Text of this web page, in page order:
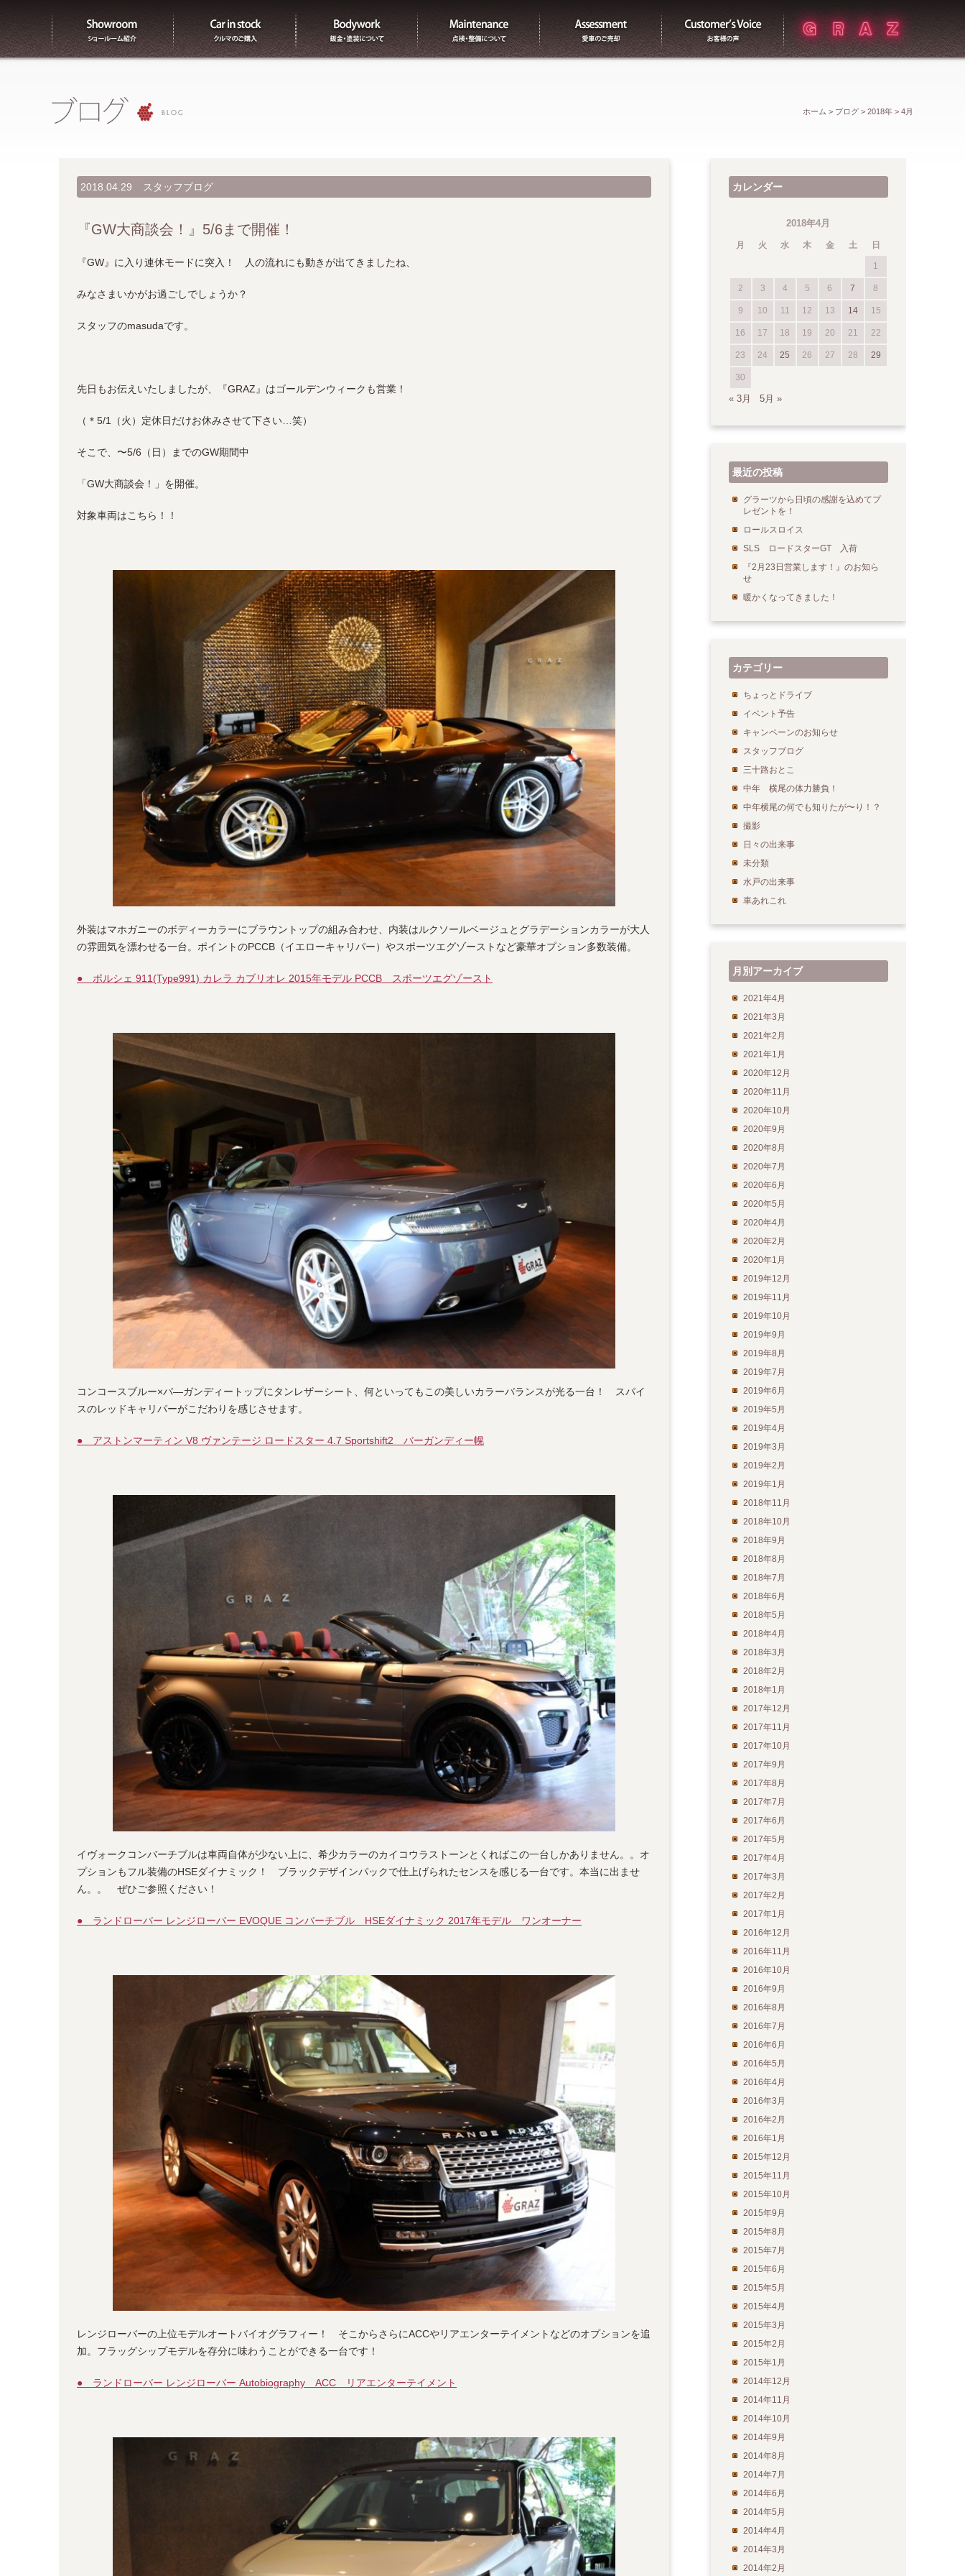
ショールーム紹介 販売 板金 整備 買取 お客様の声
ホーム > ブログ > 2018年 > 4月
2018.04.29 スタッフブログ
『GW大商談会！』5/6まで開催！
『GW』に入り連休モードに突入！ 人の流れにも動きが出てきましたね、
みなさまいかがお過ごしでしょうか？
スタッフのmasudaです。
先日もお伝えいたしましたが、『GRAZ』はゴールデンウィークも営業！
（＊5/1（火）定休日だけお休みさせて下さい…笑）
そこで、〜5/6（日）までのGW期間中
「GW大商談会！」を開催。
対象車両はこちら！！
外装はマホガニーのボディーカラーにブラウントップの組み合わせ、内装はルクソールベージュとグラデーションカラーが大人
の雰囲気を漂わせる一台。ポイントのPCCB（イエローキャリパー）やスポーツエグゾーストなど豪華オプション多数装備。
● ポルシェ 911(Type991) カレラ カブリオレ 2015年モデル PCCB スポーツエグゾースト
コンコースブルー×バ―ガンディートップにタンレザーシート、何といってもこの美しいカラーバランスが光る一台！ スパイ
スのレッドキャリパーがこだわりを感じさせます。
● アストンマーティン V8 ヴァンテージ ロードスター 4.7 Sportshift2 バーガンディー幌
イヴォークコンバーチブルは車両自体が少ない上に、希少カラーのカイコウラストーンとくればこの一台しかありません。。オ
プションもフル装備のHSEダイナミック！ ブラックデザインパックで仕上げられたセンスを感じる一台です。本当に出ませ
ん。。 ぜひご参照ください！
● ランドローバー レンジローバー EVOQUE コンバーチブル HSEダイナミック 2017年モデル ワンオーナー
レンジローバーの上位モデルオートバイオグラフィー！ そこからさらにACCやリアエンターテイメントなどのオプションを追
加。フラッグシップモデルを存分に味わうことができる一台です！
● ランドローバー レンジローバー Autobiography ACC リアエンターテイメント
カレンダー
2018年4月
月 火 水 木 金 土 日
1
2 3 4 5 6 7 8
9 10 11 12 13 14 15
16 17 18 19 20 21 22
23 24 25 26 27 28 29
30
« 3月 5月 »
最近の投稿
グラーツから日頃の感謝を込めてプ
レゼントを！
ロールスロイス
SLS ロードスターGT 入荷
『2月23日営業します！』のお知ら
せ
暖かくなってきました！
カテゴリー
ちょっとドライブ
イベント予告
キャンペーンのお知らせ
スタッフブログ
三十路おとこ
中年 横尾の体力勝負！
中年横尾の何でも知りたが〜り！？
撮影
日々の出来事
未分類
水戸の出来事
車あれこれ
月別アーカイブ
2021年4月
2021年3月
2021年2月
2021年1月
2020年12月
2020年11月
2020年10月
2020年9月
2020年8月
2020年7月
2020年6月
2020年5月
2020年4月
2020年2月
2020年1月
2019年12月
2019年11月
2019年10月
2019年9月
2019年8月
2019年7月
2019年6月
2019年5月
2019年4月
2019年3月
2019年2月
2019年1月
2018年11月
2018年10月
2018年9月
2018年8月
2018年7月
2018年6月
2018年5月
2018年4月
2018年3月
2018年2月
2018年1月
2017年12月
2017年11月
2017年10月
2017年9月
2017年8月
2017年7月
2017年6月
2017年5月
2017年4月
2017年3月
2017年2月
2017年1月
2016年12月
2016年11月
2016年10月
2016年9月
2016年8月
2016年7月
2016年6月
2016年5月
2016年4月
2016年3月
2016年2月
2016年1月
2015年12月
2015年11月
2015年10月
2015年9月
2015年8月
2015年7月
2015年6月
2015年5月
2015年4月
2015年3月
2015年2月
2015年1月
2014年12月
2014年11月
2014年10月
2014年9月
2014年8月
2014年7月
2014年6月
2014年5月
2014年4月
2014年3月
2014年2月